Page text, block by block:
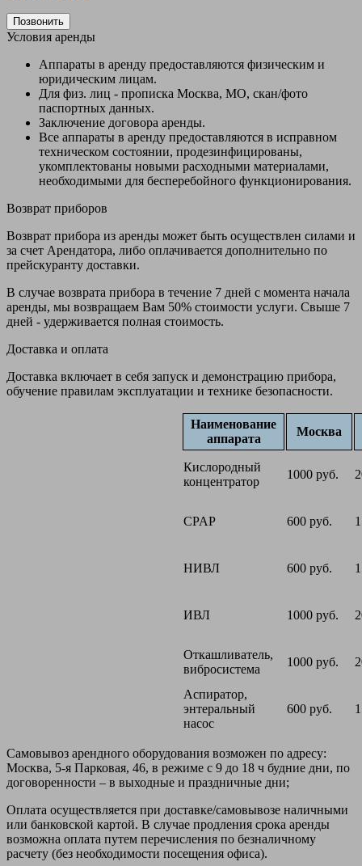
Позвонить
Условия аренды
Аппараты в аренду предоставляются физическим и
юридическим лицам.
Для физ. лиц - прописка Москва, МО, скан/фото
паспортных данных.
Заключение договора аренды.
Все аппараты в аренду предоставляются в исправном
техническом состоянии, продезинфицированы,
укомплектованы новыми расходными материалами,
необходимыми для бесперебойного функционирования.
Возврат приборов
Возврат прибора из аренды может быть осуществлен силами и
за счет Арендатора, либо оплачивается дополнительно по
прейскуранту доставки.
В случае возврата прибора в течение 7 дней с момента начала
аренды, мы возвращаем Вам 50% стоимости услуги. Свыше 7
дней - удерживается полная стоимость.
Доставка и оплата
Доставка включает в себя запуск и демонстрацию прибора,
обучение правилам эксплуатации и технике безопасности.
Наименование
аппарата
Москва
Кислородный
концентратор
1000 руб.
CPAP 600 руб.
НИВЛ 600 руб.
ИВЛ 1000 руб.
Откашливатель,
вибросистема
1000 руб.
Аспиратор,
энтеральный
насос
600 руб.
Самовывоз арендного оборудования возможен по адресу:
Москва, 5-я Парковая, 46, в режиме с 9 до 18 ч будние дни, по
договоренности – в выходные и праздничные дни;
Оплата осуществляется при доставке/самовывозе наличными
или банковской картой. В случае продления срока аренды
возможна оплата путем перечисления по безналичному
расчету (без необходимости посещения офиса).